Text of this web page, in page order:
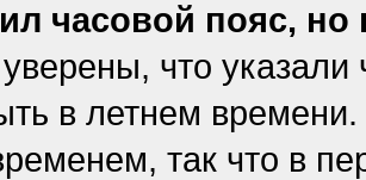
часовой пояс,
что указали
в летнем
так что в